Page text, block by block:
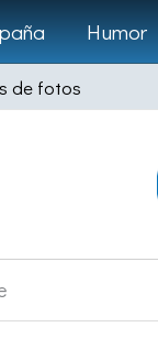
Humor
de fotos